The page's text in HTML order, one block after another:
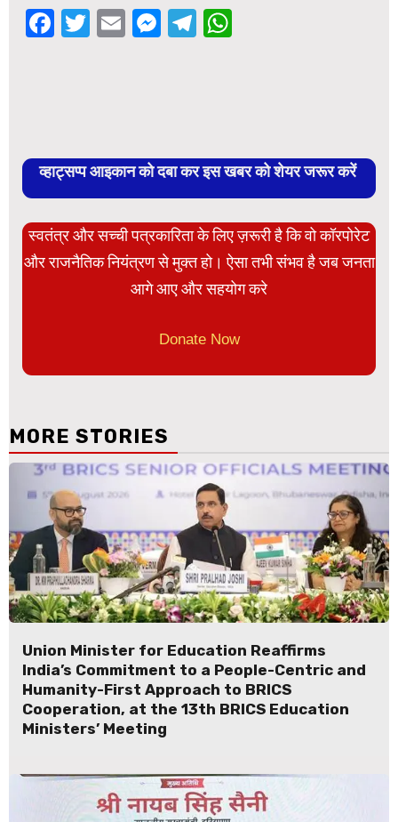
Facebook
Twitter
EmailMessenger
Telegram
व्हाट्सप्प आइकान को दबा कर इस खबर को शेयर जरूर करें
स्वतंत्र और सच्ची पत्रकारिता के लिए ज़रूरी है कि वो कॉरपोरेट
और राजनैतिक नियंत्रण से मुक्त हो। ऐसा तभी संभव है जब जनता
आगे आए और सहयोग करे
Donate Now
MORE STORIES
Union Minister for Education Reaffirms
India’s Commitment to a People-Centric and
Humanity-First Approach to BRICS
Cooperation, at the 13th BRICS Education
Ministers’ Meeting